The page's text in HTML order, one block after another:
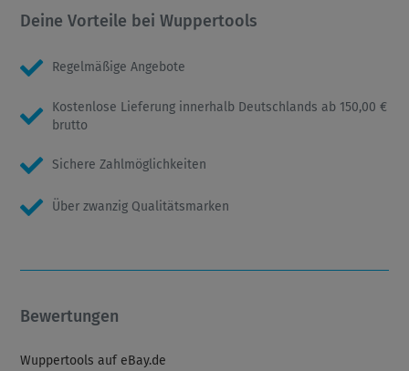
Deine Vorteile bei Wuppertools
Regelmäßige Angebote
Kostenlose Lieferung innerhalb Deutschlands ab 150,00 €
brutto
Sichere Zahlmöglichkeiten
Über zwanzig Qualitätsmarken
Bewertungen
Wuppertools auf eBay.de